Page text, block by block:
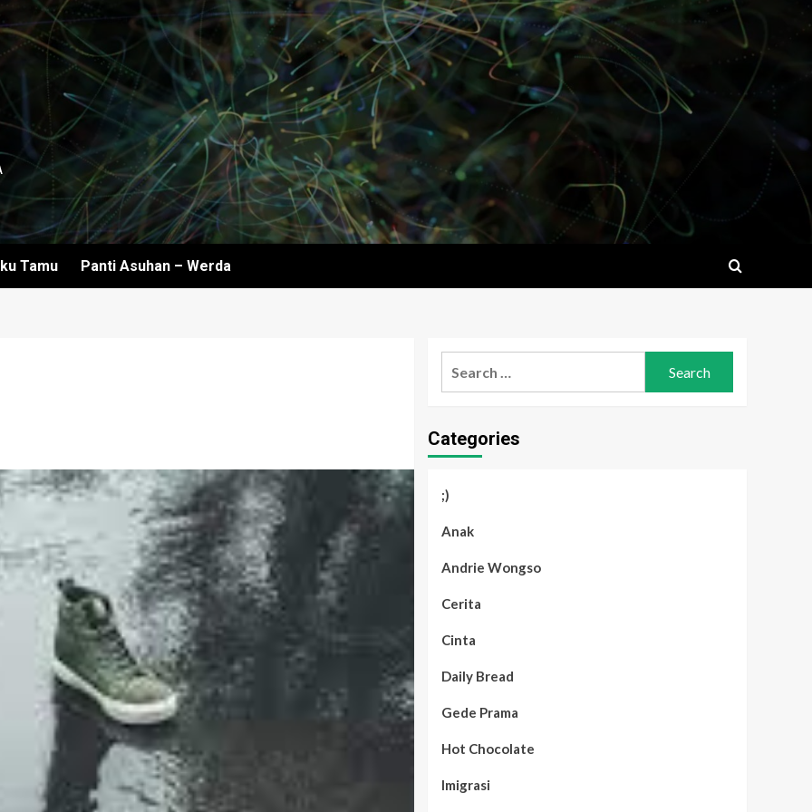
Tamu Panti Asuhan – Werda
Categories
;)
Anak
Andrie Wongso
Cerita
Cinta
Daily Bread
Gede Prama
Hot Chocolate
Imigrasi